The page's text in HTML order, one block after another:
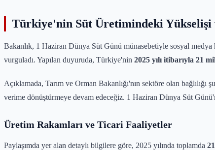
Türkiye'nin Süt Üretimindeki Yükselişi
Bakanlık, 1 Haziran Dünya Süt Günü münasebetiyle sosyal medya
vurguladı. Yapılan duyuruda, Türkiye'nin 2025 yılı itibarıyla 21
Açıklamada, Tarım ve Orman Bakanlığı'nın sektöre olan
verime dönüştürmeye devam edeceğiz. 1 Haziran Dünya Süt
Üretim Rakamları ve Ticari Faaliyetler
Paylaşımda yer alan detaylı bilgilere göre, 2025 yılında toplamda